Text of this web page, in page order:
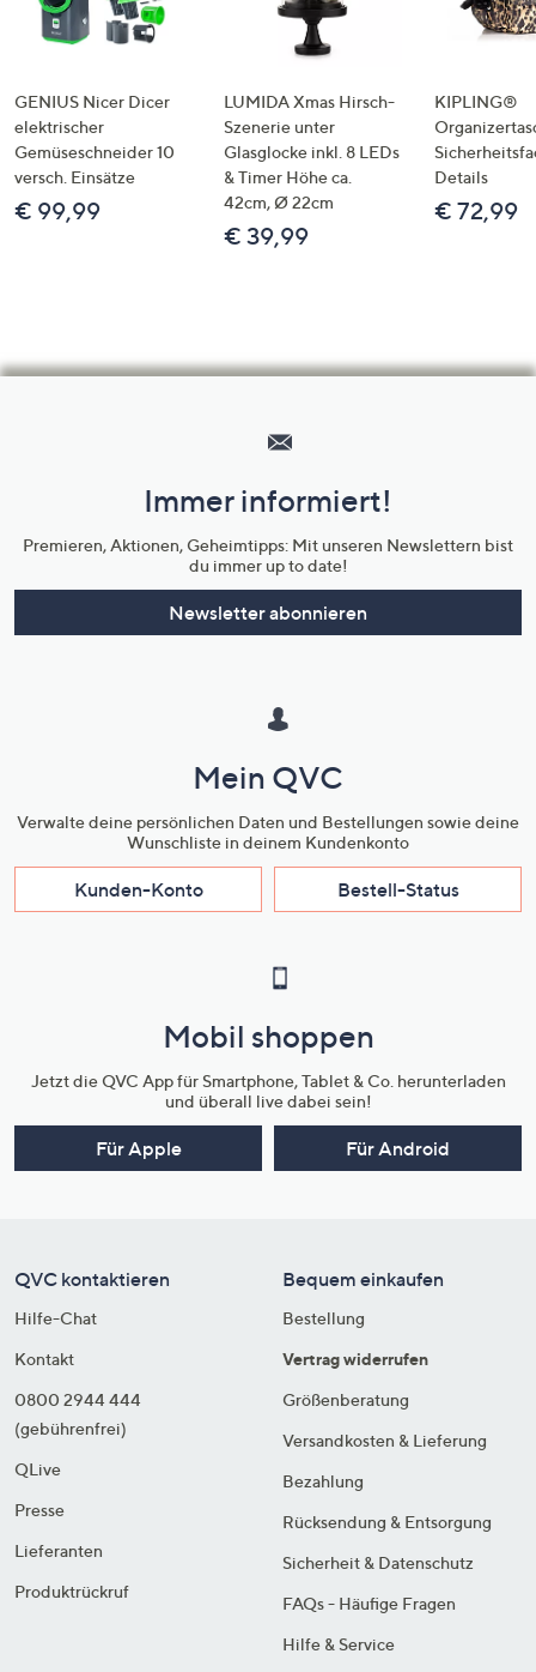
GENIUS Nicer Dicer
elektrischer
Gemüseschneider 10
versch. Einsätze
€ 99,99
LUMIDA Xmas Hirsch-
Szenerie unter
Glasglocke inkl. 8 LEDs
& Timer Höhe ca.
42cm, Ø 22cm
€ 39,99
KIPLING®
Details
€ 72,99
Unternehmensinformationen
Immer informiert!
Premieren, Aktionen, Geheimtipps: Mit unseren Newslettern bist
du immer up to date!
Newsletter abonnieren
Mein QVC
Verwalte deine persönlichen Daten und Bestellungen sowie deine
Wunschliste in deinem Kundenkonto
Kunden-Konto Bestell-Status
Mobil shoppen
Jetzt die QVC App für Smartphone, Tablet & Co. herunterladen
und überall live dabei sein!
Für Apple Für Android
QVC kontaktieren
Hilfe-Chat
Kontakt
0800 2944 444
(gebührenfrei)
QLive
Presse
Lieferanten
Produktrückruf
Bequem einkaufen
Bestellung
Vertrag widerrufen
Größenberatung
Versandkosten & Lieferung
Bezahlung
Rücksendung & Entsorgung
Sicherheit & Datenschutz
FAQs - Häufige Fragen
Hilfe & Service